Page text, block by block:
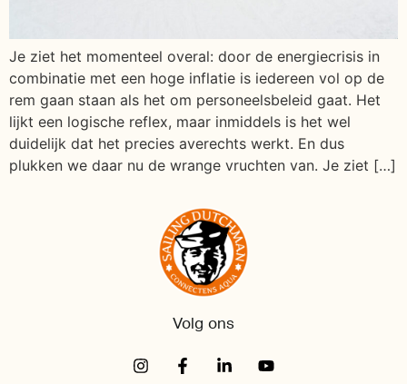
Je ziet het momenteel overal: door de energiecrisis in
combinatie met een hoge inflatie is iedereen vol op de
rem gaan staan als het om personeelsbeleid gaat. Het
lijkt een logische reflex, maar inmiddels is het wel
duidelijk dat het precies averechts werkt. En dus
plukken we daar nu de wrange vruchten van. Je ziet […]
Volg ons